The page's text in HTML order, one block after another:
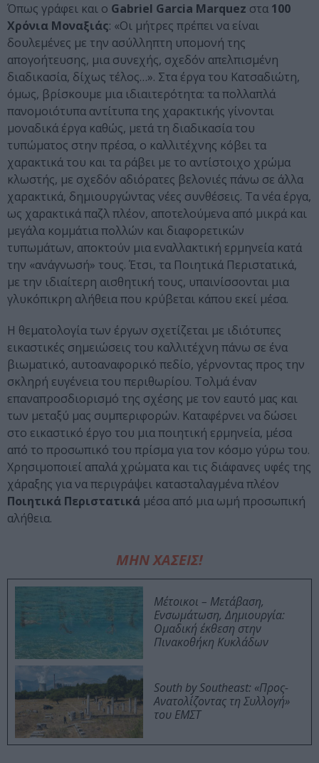
Όπως γράφει και ο Gabriel Garcia Marquez στα 100
Χρόνια Μοναξιάς: «Οι μήτρες πρέπει να είναι
δουλεμένες με την ασύλληπτη υπομονή της
απογοήτευσης, μια συνεχής, σχεδόν απελπισμένη
διαδικασία, δίχως τέλος…». Στα έργα του Κατσαδιώτη,
όμως, βρίσκουμε μια ιδιαιτερότητα: τα πολλαπλά
πανομοιότυπα αντίτυπα της χαρακτικής γίνονται
μοναδικά έργα καθώς, μετά τη διαδικασία του
τυπώματος στην πρέσα, ο καλλιτέχνης κόβει τα
χαρακτικά του και τα ράβει με το αντίστοιχο χρώμα
κλωστής, με σχεδόν αδιόρατες βελονιές πάνω σε άλλα
χαρακτικά, δημιουργώντας νέες συνθέσεις. Τα νέα έργα,
ως χαρακτικά παζλ πλέον, αποτελούμενα από μικρά και
μεγάλα κομμάτια πολλών και διαφορετικών
τυπωμάτων, αποκτούν μια εναλλακτική ερμηνεία κατά
την «ανάγνωσή» τους. Έτσι, τα Ποιητικά Περιστατικά,
με την ιδιαίτερη αισθητική τους, υπαινίσσονται μια
γλυκόπικρη αλήθεια που κρύβεται κάπου εκεί μέσα.
Η θεματολογία των έργων σχετίζεται με ιδιότυπες
εικαστικές σημειώσεις του καλλιτέχνη πάνω σε ένα
βιωματικό, αυτοαναφορικό πεδίο, γέρνοντας προς την
σκληρή ευγένεια του περιθωρίου. Τολμά έναν
επαναπροσδιορισμό της σχέσης με τον εαυτό μας και
των μεταξύ μας συμπεριφορών. Καταφέρνει να δώσει
στο εικαστικό έργο του μια ποιητική ερμηνεία, μέσα
από το προσωπικό του πρίσμα για τον κόσμο γύρω του.
Χρησιμοποιεί απαλά χρώματα και τις διάφανες υφές της
χάραξης για να περιγράψει κατασταλαγμένα πλέον
Ποιητικά Περιστατικά μέσα από μια ωμή προσωπική
αλήθεια.
ΜΗΝ ΧΑΣΕΙΣ!
Μέτοικοι – Μετάβαση,
Ενσωμάτωση, Δημιουργία:
Ομαδική έκθεση στην
Πινακοθήκη Κυκλάδων
South by Southeast: «Προς-
Ανατολίζοντας τη Συλλογή»
του ΕΜΣΤ